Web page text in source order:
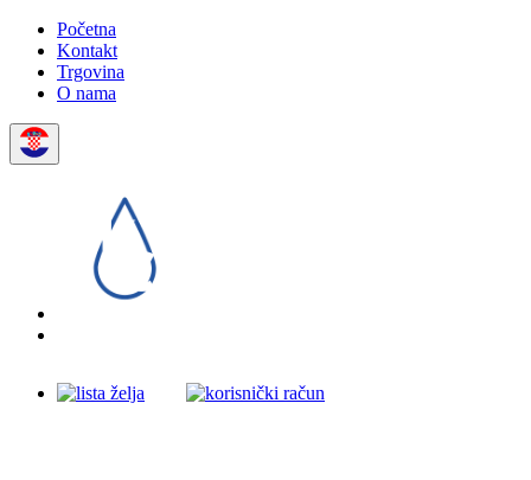
Početna
Kontakt
Trgovina
O nama